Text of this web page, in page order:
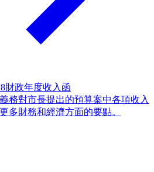
財政年度收入函
務對市長提出的預算案中各項收入
多財務和經濟方面的要點。